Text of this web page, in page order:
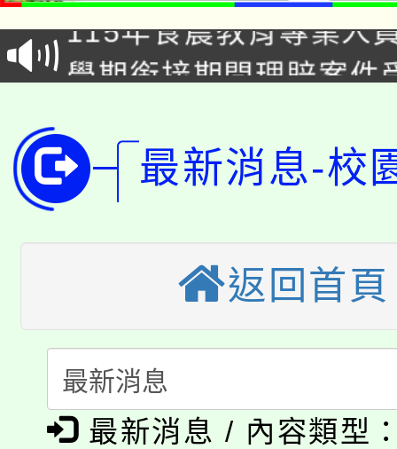
會
115年食農教育專業人
程
學期銜接期間理賠案件
版
公告本校115學年度第
代理(課)教師甄選結果(
「2026金融保險知識
車」活動
桃園市115學年度學生
生本土語及新住民語歌
公告本校115學年度第
代理(課)教師甄選結果(
公告本校115學年度第
代理(課)教師甄選結果(
轉知中國文化大學推廣
《TA101》溝通分析基
淨零綠生活教案入校路
最新消息-校
返回首頁
最新消息 / 內容類型